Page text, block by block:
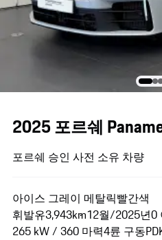
2025 포르쉐
포르쉐 승인 사전 소유 차량
아이스 그레이 메탈릭빨간색
휘발유3,943km12월/2025년0
265 kW / 360 마력4륜 구동